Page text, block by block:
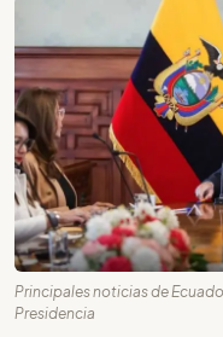
Principales noticias de
Presidencia